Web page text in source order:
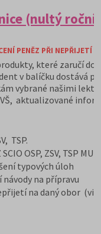
(nultý
PENĚZ PŘI NEPŘIJETÍ
které zaručí
v balíčku dostává
vybrané našimi
aktualizované
TSP.
OSP, ZSV, TSP MU
typových úloh
na přípravu
na daný obor (viz